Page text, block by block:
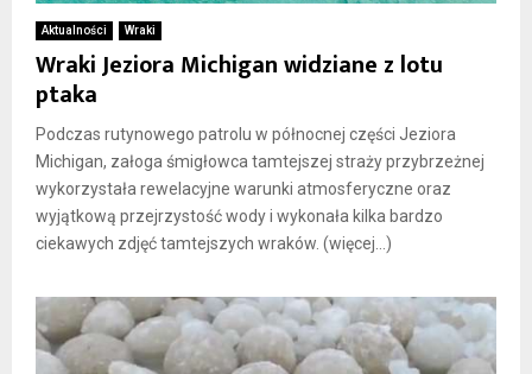
Aktualności Wraki
Wraki Jeziora Michigan widziane z lotu
ptaka
Podczas rutynowego patrolu w północnej części Jeziora
Michigan, załoga śmigłowca tamtejszej straży przybrzeżnej
wykorzystała rewelacyjne warunki atmosferyczne oraz
wyjątkową przejrzystość wody i wykonała kilka bardzo
ciekawych zdjęć tamtejszych wraków. (więcej…)